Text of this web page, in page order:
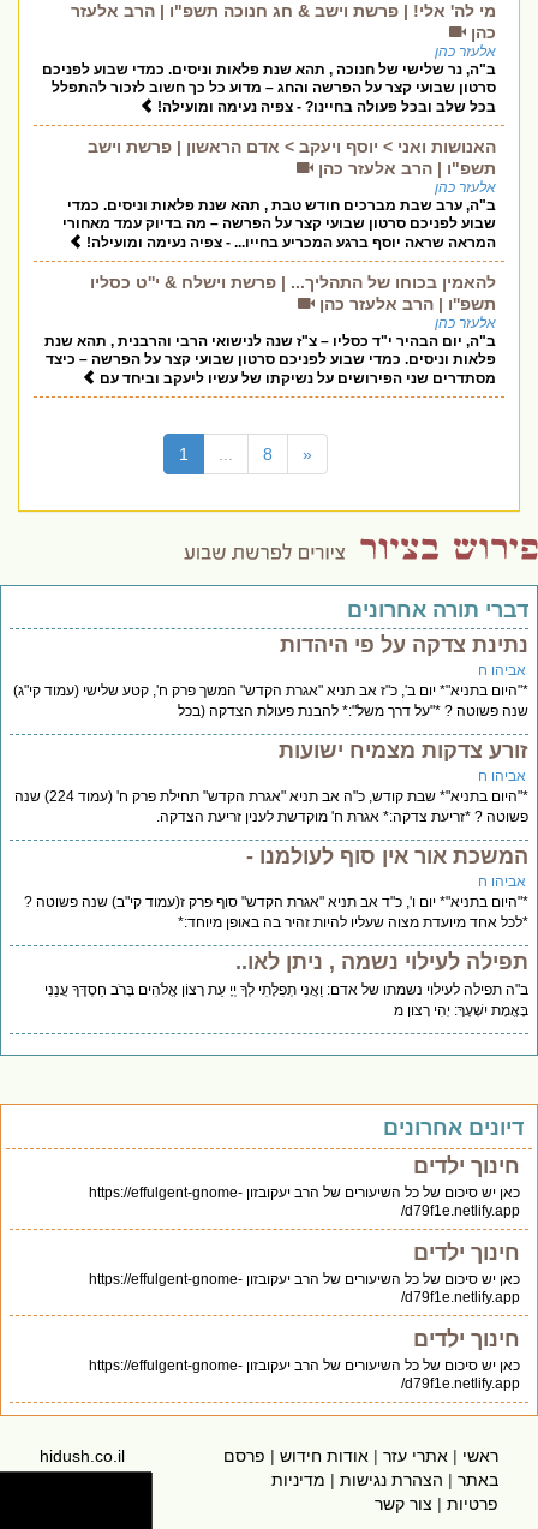
מי לה' אלי! | פרשת וישב & חג חנוכה תשפ"ו | הרב אלעזר
כהן
אלעזר כהן
ב"ה, נר שלישי של חנוכה , תהא שנת פלאות וניסים. כמדי שבוע לפניכם
סרטון שבועי קצר על הפרשה והחג – מדוע כל כך חשוב לזכור להתפלל
בכל שלב ובכל פעולה בחיינו? - צפיה נעימה ומועילה!
האנושות ואני > יוסף ויעקב > אדם הראשון | פרשת וישב
תשפ"ו | הרב אלעזר כהן
אלעזר כהן
ב"ה, ערב שבת מברכים חודש טבת , תהא שנת פלאות וניסים. כמדי
שבוע לפניכם סרטון שבועי קצר על הפרשה – מה בדיוק עמד מאחורי
המראה שראה יוסף ברגע המכריע בחייו... - צפיה נעימה ומועילה!
להאמין בכוחו של התהליך... | פרשת וישלח & י''ט כסליו
תשפ''ו | הרב אלעזר כהן
אלעזר כהן
ב"ה, יום הבהיר י"ד כסליו – צ"ז שנה לנישואי הרבי והרבנית , תהא שנת
פלאות וניסים. כמדי שבוע לפניכם סרטון שבועי קצר על הפרשה – כיצד
מסתדרים שני הפירושים על נשיקתו של עשיו ליעקב וביחד עם
1 8 «
דברי תורה אחרונים
נתינת צדקה על פי היהדות
אביהו ח
*"היום בתניא"* יום ב', כ"ז אב תניא "אגרת הקדש" המשך פרק ח', קטע שלישי (עמוד קי"ג)
שנה פשוטה ? *"על דרך משל":* להבנת פעולת הצדקה (בכל
זורע צדקות מצמיח ישועות
אביהו ח
*"היום בתניא"* שבת קודש, כ"ה אב תניא "אגרת הקדש" תחילת פרק ח' (עמוד 224) שנה
פשוטה ? *זריעת צדקה:* אגרת ח' מוקדשת לענין זריעת הצדקה.
המשכת אור אין סוף לעולמנו -
אביהו ח
*"היום בתניא"* יום ו', כ"ד אב תניא "אגרת הקדש" סוף פרק ז(עמוד קי"ב) שנה פשוטה ?
*לכל אחד מיועדת מצוה שעליו להיות זהיר בה באופן מיוחד:*
תפילה לעילוי נשמה , ניתן לאו..
ב"ה תפילה לעילוי נשמתו של אדם: וַאֲנִי תְפִלָּתִי לְךָ יְיָ עֵת רָצוֹן אֱלֹהִים בְּרֹב חַסְדֶּךָ עֲנֵנִי
בֶּאֱמֶת יִשְׁעֶךָ: יְהִי רָצון מ
דיונים אחרונים
חינוך ילדים
כאן יש סיכום של כל השיעורים של הרב יעקובזון https://effulgent-gnome-
d79f1e.netlify.app/
חינוך ילדים
כאן יש סיכום של כל השיעורים של הרב יעקובזון https://effulgent-gnome-
d79f1e.netlify.app/
חינוך ילדים
כאן יש סיכום של כל השיעורים של הרב יעקובזון https://effulgent-gnome-
d79f1e.netlify.app/
ראשי | אתרי עזר | אודות חידוש | פרסם
באתר | הצהרת נגישות | מדיניות
פרטיות | צור קשר
hidush.co.il